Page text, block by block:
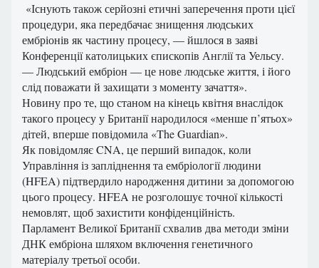
«Існують також серйозні етичні заперечення проти цієї
процедури, яка передбачає знищення людських
ембріонів як частину процесу, — йшлося в заяві
Конференції католицьких єпископів Англії та Уельсу.
— Людський ембріон — це нове людське життя, і його
слід поважати й захищати з моменту зачаття».
Новину про те, що станом на кінець квітня внаслідок
такого процесу у Британії народилося «менше п’ятьох»
дітей, вперше повідомила «The Guardian».
Як повідомляє CNA, це перший випадок, коли
Управління із запліднення та ембріології людини
(HFEA) підтвердило народження дитини за допомогою
цього процесу. HFEA не розголошує точної кількості
немовлят, щоб захистити конфіденційність.
Парламент Великої Британії схвалив два методи зміни
ДНК ембріона шляхом включення генетичного
матеріалу третьої особи.